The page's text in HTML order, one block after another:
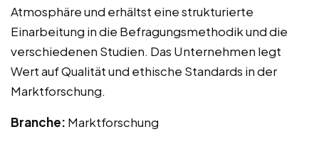
Atmosphäre und erhältst eine strukturierte
Einarbeitung in die Befragungsmethodik und die
verschiedenen Studien. Das Unternehmen legt
Wert auf Qualität und ethische Standards in der
Marktforschung.
Branche: Marktforschung